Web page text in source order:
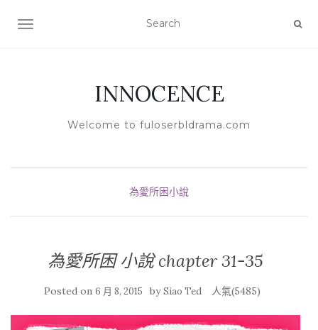
TOGGLE NAVIGATION
INNOCENCE
Welcome to fuloserbldrama.com
為愛所困小說
為愛所困 小說 chapter 31-35
Posted on 6 月 8, 2015 bySiao Ted 人氣(5485)